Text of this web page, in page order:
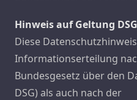
Hinweis auf Geltung
Diese
Informationserteilung
Bundesgesetz über den
DSG) als auch nach der